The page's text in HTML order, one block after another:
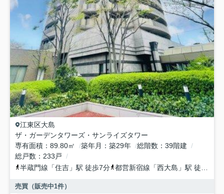
江東区大島
ザ・ガーデンタワーズ・サンライズタワー
専有面積
89.80㎡ 築年月 築29年 総階数
39階建
総戸数
233戸
半蔵門線 「住吉 」駅 徒歩7分 都営新宿線 「西大島 」駅 徒歩6分
売買（販売中1件）